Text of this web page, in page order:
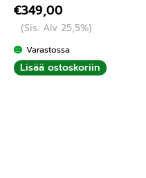
€349,00
(Sis. Alv 25,5%)
Varastossa
Lisää ostoskoriin